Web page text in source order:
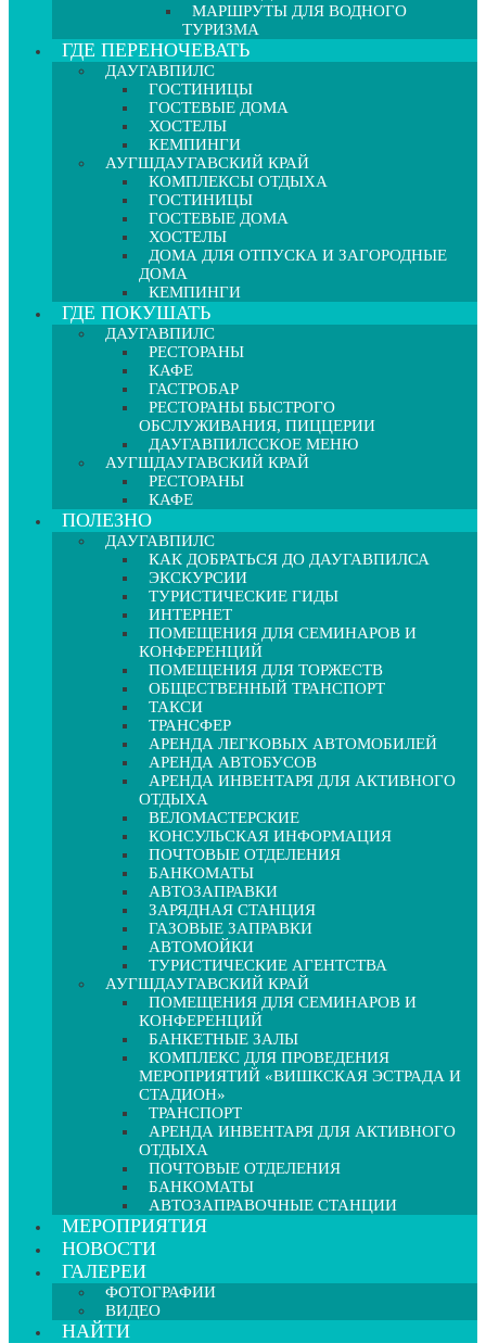
МАРШРУТЫ ДЛЯ ВОДНОГО
ТУРИЗМА
ГДЕ ПЕРЕНОЧЕВАТЬ
ДАУГАВПИЛС
ГОСТИНИЦЫ
ГОСТЕВЫЕ ДОМА
ХОСТЕЛЫ
КЕМПИНГИ
АУГШДАУГАВСКИЙ КРАЙ
КОМПЛЕКСЫ ОТДЫХА
ГОСТИНИЦЫ
ГОСТЕВЫЕ ДОМА
ХОСТЕЛЫ
ДОМА ДЛЯ ОТПУСКА И ЗАГОРОДНЫЕ
ДОМА
КЕМПИНГИ
ГДЕ ПОКУШАТЬ
ДАУГАВПИЛС
РЕСТОРАНЫ
КАФЕ
ГАСТРОБАР
РЕСТОРАНЫ БЫСТРОГО
ОБСЛУЖИВАНИЯ, ПИЦЦЕРИИ
ДАУГАВПИЛССКОЕ МЕНЮ
АУГШДАУГАВСКИЙ КРАЙ
РЕСТОРАНЫ
КАФЕ
ПОЛЕЗНО
ДАУГАВПИЛС
КАК ДОБРАТЬСЯ ДО ДАУГАВПИЛСА
ЭКСКУРСИИ
ТУРИСТИЧЕСКИЕ ГИДЫ
ИНТЕРНЕТ
ПОМЕЩЕНИЯ ДЛЯ СЕМИНАРОВ И
КОНФЕРЕНЦИЙ
ПОМЕЩЕНИЯ ДЛЯ ТОРЖЕСТВ
ОБЩЕСТВЕННЫЙ ТРАНСПОРТ
ТАКСИ
ТРАНСФЕР
АРЕНДА ЛЕГКОВЫХ АВТОМОБИЛЕЙ
АРЕНДА АВТОБУСОВ
АРЕНДА ИНВЕНТАРЯ ДЛЯ АКТИВНОГО
ОТДЫХА
ВЕЛОМАСТЕРСКИЕ
КОНСУЛЬСКАЯ ИНФОРМАЦИЯ
ПОЧТОВЫЕ ОТДЕЛЕНИЯ
БАНКОМАТЫ
АВТОЗАПРАВКИ
ЗАРЯДНАЯ СТАНЦИЯ
ГАЗОВЫЕ ЗАПРАВКИ
АВТОМОЙКИ
ТУРИСТИЧЕСКИЕ АГЕНТСТВА
АУГШДАУГАВСКИЙ КРАЙ
ПОМЕЩЕНИЯ ДЛЯ СЕМИНАРОВ И
КОНФЕРЕНЦИЙ
БАНКЕТНЫЕ ЗАЛЫ
КОМПЛЕКС ДЛЯ ПРОВЕДЕНИЯ
МЕРОПРИЯТИЙ «ВИШКСКАЯ ЭСТРАДА И
СТАДИОН»
ТРАНСПОРТ
АРЕНДА ИНВЕНТАРЯ ДЛЯ АКТИВНОГО
ОТДЫХА
ПОЧТОВЫЕ ОТДЕЛЕНИЯ
БАНКОМАТЫ
АВТОЗАПРАВОЧНЫЕ СТАНЦИИ
МЕРОПРИЯТИЯ
НОВОСТИ
ГАЛЕРЕИ
ФОТОГРАФИИ
ВИДЕО
НАЙТИ